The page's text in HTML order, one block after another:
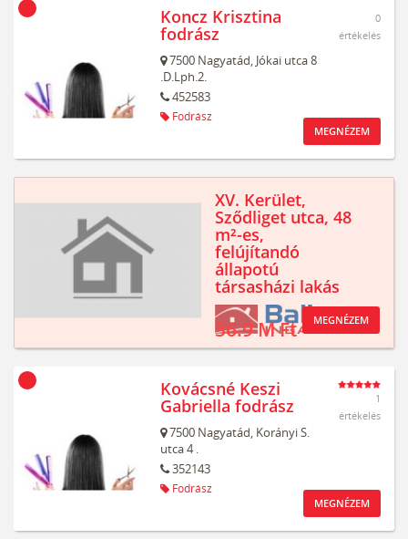
Koncz Krisztina
fodrász
7500 Nagyatád, Jókai utca 8
.D.Lph.2.
452583
Fodrász
0
értékelés
MEGNÉZEM
XV. Kerület,
Sződliget utca, 48
m²-es,
felújítandó
állapotú
társasházi lakás
36.9 M Ft MEGNÉZEM
Kovácsné Keszi
Gabriella fodrász
7500 Nagyatád, Korányi S.
utca 4 .
352143
Fodrász
1
értékelés
MEGNÉZEM